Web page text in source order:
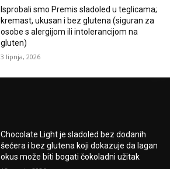
Isprobali smo Premis sladoled u teglicama;
kremast, ukusan i bez glutena (siguran za
osobe s alergijom ili intolerancijom na
gluten)
3 lipnja, 2026
Chocolate Light je sladoled bez dodanih
šećera i bez glutena koji dokazuje da lagan
okus može biti bogati čokoladni užitak